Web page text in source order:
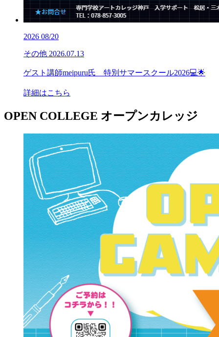
2026 08/20
その他 2026.07.13
ゲスト講師meipuru氏 特別サマースクール2026💻🌟
詳細はこちら
OPEN COLLEGE オープンカレッジ